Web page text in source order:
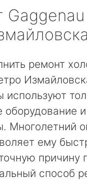
Gaggenau
ремонт
используют
оборудование и
Многолетний
ему
причину
способ